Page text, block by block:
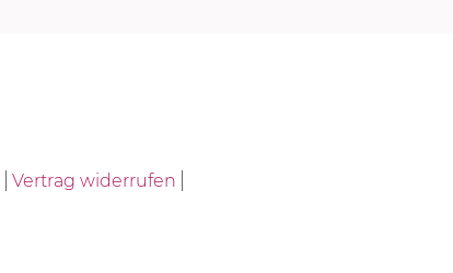
Vertrag widerrufen